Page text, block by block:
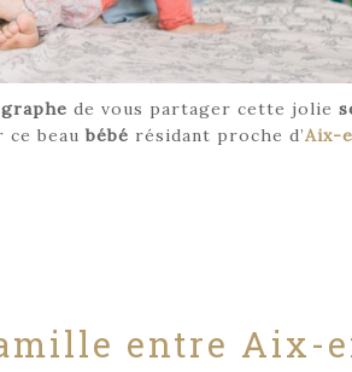
de vous partager cette jolie
beau bébé résidant proche d’Aix-
entre Aix-